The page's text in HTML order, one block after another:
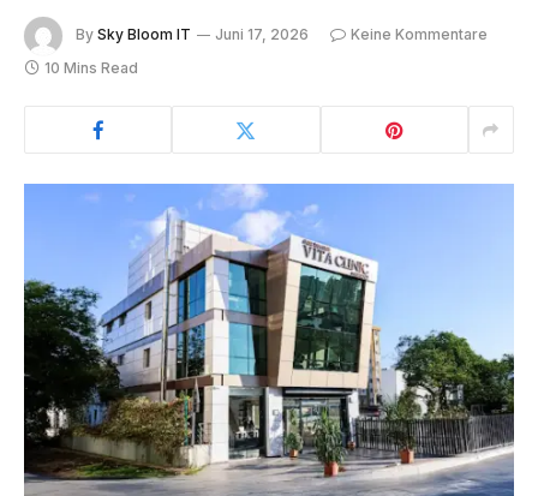
By Sky Bloom IT Juni 17, 2026
Keine Kommentare
10 Mins Read